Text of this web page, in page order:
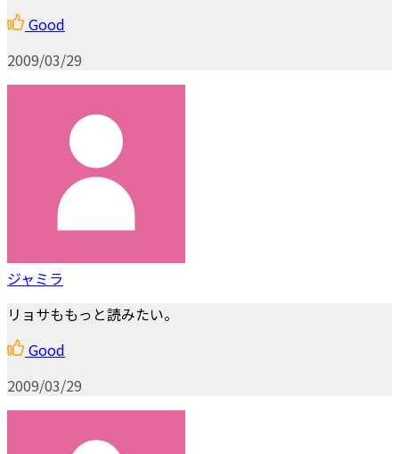
Good
2009/03/29
ジャミラ
リョサももっと読みたい。
Good
2009/03/29